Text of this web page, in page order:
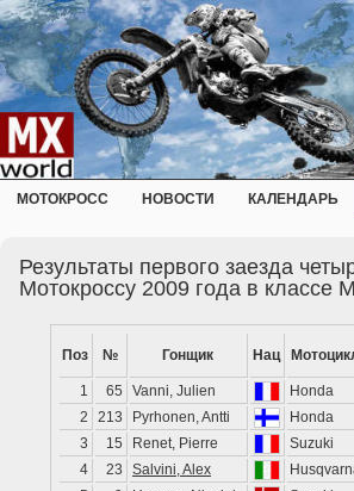
МОТОКРОСС НОВОСТИ КАЛЕНДАРЬ
Результаты первого заезда
Мотокроссу 2009 года в классе
Поз № Гонщик Нац
1
65 Vanni, Julien Honda
2
213 Pyrhonen, Antti Honda
3
15 Renet, Pierre Suzuki
4
23 Salvini, Alex